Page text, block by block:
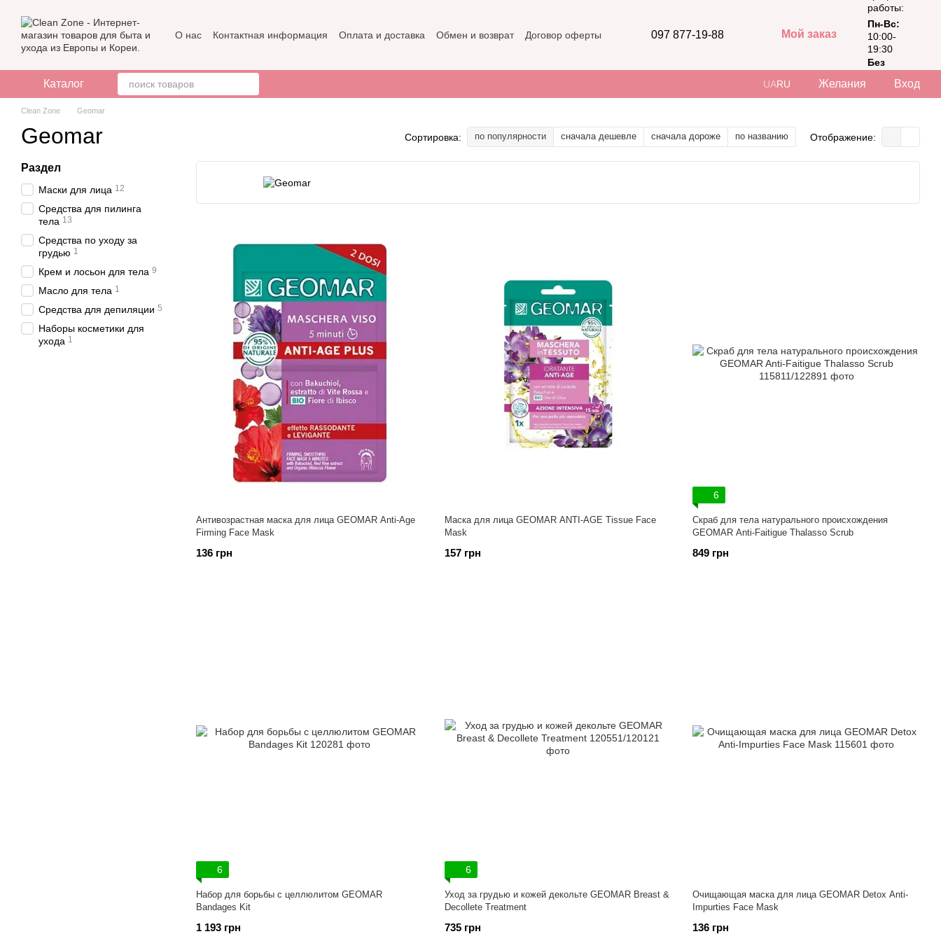
О нас Контактная информация Оплата и доставка Обмен и возврат
Договор оферты
097 877-19-88 Мой заказ
работы:
Пн-Вс:
10:00-
19:30
Без
Каталог UARU Желания Вход
Clean Zone Geomar
Geomar Сортировка: по популярности сначала дешевле сначала дороже по названию Отображение:
Антивозрастная маска для лица GEOMAR Anti-Age
Firming Face Mask
136 грн
Маска для лица GEOMAR ANTI-AGE Tissue Face
Mask
157 грн
6
Скраб для тела натурального происхождения
GEOMAR Anti-Faitigue Thalasso Scrub
849 грн
6
Набор для борьбы с целлюлитом GEOMAR
Bandages Kit
1 193 грн
6
Уход за грудью и кожей декольте GEOMAR Breast &
Decollete Treatment
735 грн
Очищающая маска для лица GEOMAR Detox Anti-
Impurties Face Mask
136 грн
Раздел
Маски для лица 12
Средства для пилинга
тела 13
Средства по уходу за
грудью 1
Крем и лосьон для тела 9
Масло для тела 1
Средства для депиляции 5
Наборы косметики для
ухода 1